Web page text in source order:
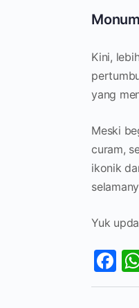
Kini,
yang
Meski
curam,
ikonik
Yuk